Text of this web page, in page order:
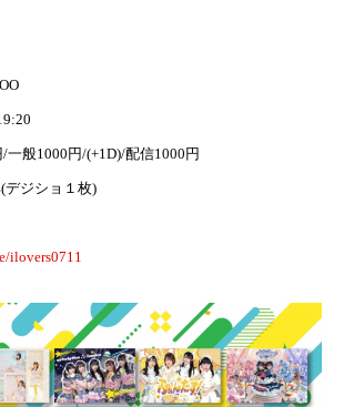
一般1000円/(+1D)/配信1000円
デジショ１枚)
ilovers0711